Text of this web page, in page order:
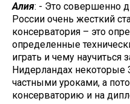
Алия: - Это совершенно
России очень жесткий
консерватория – это
определенные
играть и чему
Нидерландах некоторые
частными уроками, а
консерваторию и на